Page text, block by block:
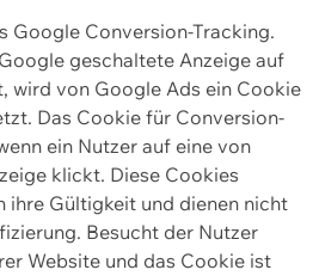
Google Conversion-Tracking.
geschaltete Anzeige auf
wird von Google Ads ein Cookie
Das Cookie für Conversion-
ein Nutzer auf eine von
klickt. Diese Cookies
ihre Gültigkeit und dienen nicht
Besucht der Nutzer
Website und das Cookie ist